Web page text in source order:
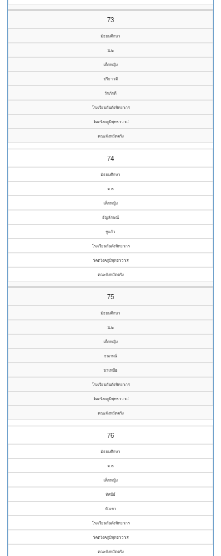
73
มัธยมศึกษา
ม.๒
เด็กหญิง
ปรียาวดี
รักภักดี
โรงเรียนกันตังพิทยากร
วัดตรังคภูมิพุทธาวาส
คณะจังหวัดตรัง
74
มัธยมศึกษา
ม.๒
เด็กหญิง
ธัญลักษณ์
ชูแก้ว
โรงเรียนกันตังพิทยากร
วัดตรังคภูมิพุทธาวาส
คณะจังหวัดตรัง
75
มัธยมศึกษา
ม.๒
เด็กหญิง
ธนภรณ์
นาเหนือ
โรงเรียนกันตังพิทยากร
วัดตรังคภูมิพุทธาวาส
คณะจังหวัดตรัง
76
มัธยมศึกษา
ม.๒
เด็กหญิง
ทัศนีย์
หัวเขา
โรงเรียนกันตังพิทยากร
วัดตรังคภูมิพุทธาวาส
คณะจังหวัดตรัง